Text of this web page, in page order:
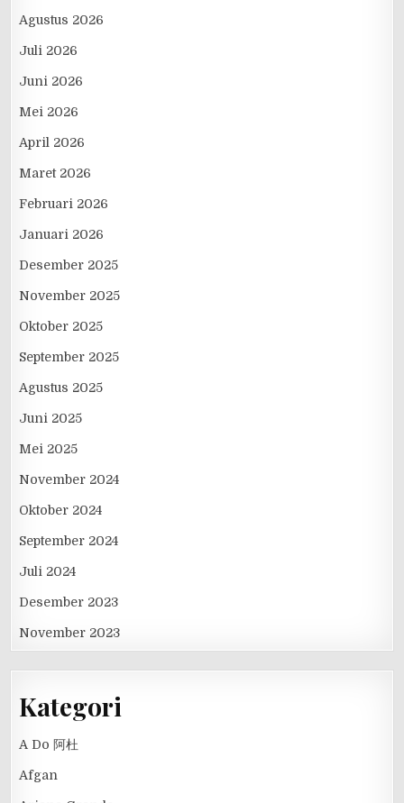
Agustus 2026
Juli 2026
Juni 2026
Mei 2026
April 2026
Maret 2026
Februari 2026
Januari 2026
Desember 2025
November 2025
Oktober 2025
September 2025
Agustus 2025
Juni 2025
Mei 2025
November 2024
Oktober 2024
September 2024
Juli 2024
Desember 2023
November 2023
Kategori
A Do 阿杜
Afgan